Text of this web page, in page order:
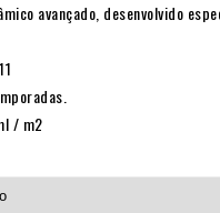
avançado, desenvolvido
/ m2